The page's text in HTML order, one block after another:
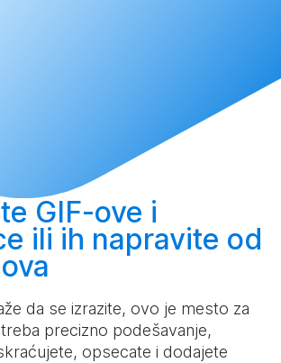
GIF-ove i
ili ih napravite od
da se izrazite, ovo je mesto za
precizno podešavanje,
opsecate i dodajete